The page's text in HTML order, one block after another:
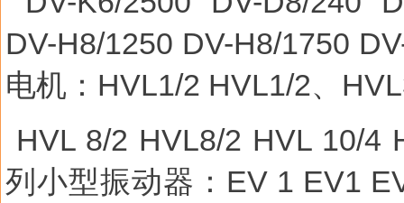
DV-H8/1250 DV-H8/1750
电机： HVL1/2 HVL1/2、
HVL 8/2 HVL8/2 HVL 10/4
列小型振动器： EV 1 EV1